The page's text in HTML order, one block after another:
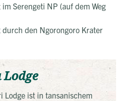
Serengeti NP (auf dem Weg
den Ngorongoro Krater
Lodge ist in tansanischem